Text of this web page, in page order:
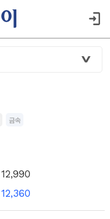
금속
12,990
12,360